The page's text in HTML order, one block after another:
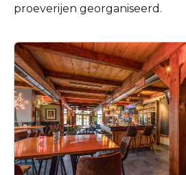
proeverijen georganiseerd.